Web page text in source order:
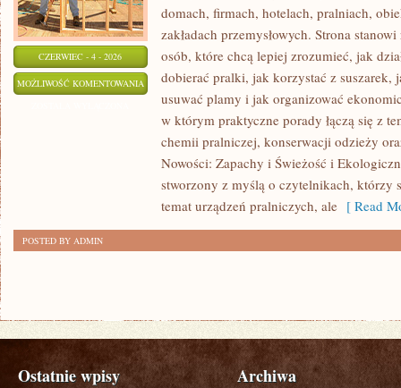
CZERWIEC - 4 - 2026
MOŻLIWOŚĆ KOMENTOWANIA EKOLOGICZNE
PRANIE
domach, firmach, hotelach, pralniach,
zakładach przemysłowych. Strona
osób, które chcą lepiej zrozumieć, jak
dobierać pralki, jak korzystać z suszarek,
usuwać plamy i jak organizować
w którym praktyczne porady łączą się z
chemii pralniczej, konserwacji odzieży
Nowości: Zapachy i Świeżość i
stworzony z myślą o czytelnikach, którzy
temat urządzeń pralniczych, ale [ Read
POSTED BY ADMIN
Ostatnie wpisy Archiwa